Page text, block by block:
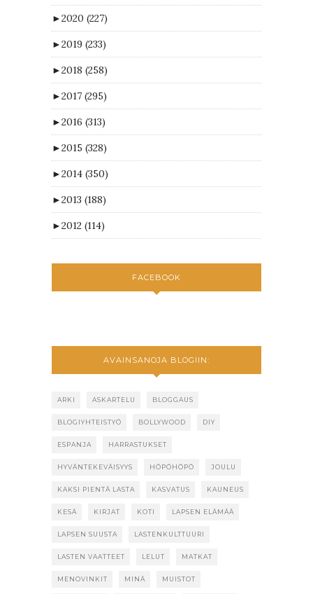
►2020 (227)
►2019 (233)
►2018 (258)
►2017 (295)
►2016 (313)
►2015 (328)
►2014 (350)
►2013 (188)
►2012 (114)
FACEBOOK
AVAINSANOJA BLOGIIN:
ARKI ASKARTELU BLOGGAUS
BLOGIYHTEISTYÖ BOLLYWOOD DIY
ESPANJA HARRASTUKSET
HYVÄNTEKEVÄISYYS HÖPÖHÖPÖ JOULU
KAKSI PIENTÄ LASTA KASVATUS KAUNEUS
KESÄ KIRJAT KOTI LAPSEN ELÄMÄÄ
LAPSEN SUUSTA LASTENKULTTUURI
LASTEN VAATTEET LELUT MATKAT
MENOVINKIT MINÄ MUISTOT